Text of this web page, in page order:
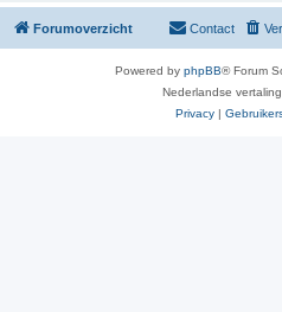
Forumoverzicht Contact
Powered by phpBB® Forum
Nederlandse
Privacy |